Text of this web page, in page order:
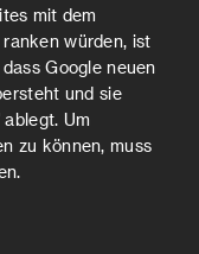
mit dem
würden, ist
Google neuen
und sie
Um
zu können, muss